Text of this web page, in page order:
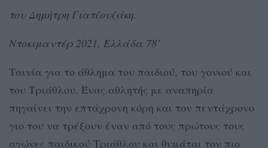
του Δημήτρη Γιατζουζάκη.
Ντοκιμαντέρ 2021, Ελλάδα 78’
Ταινία για το άθλημα του παιδιού, του γονιού και
του Τριάθλου. Ένας αθλητής με αναπηρία
πηγαίνει την επτάχρονη κόρη και τον πεντάχρονο
γιο του να τρέξουν έναν από τους πρώτους τους
αγώνες παιδικού Τριάθλου και θυμάται τον πιο